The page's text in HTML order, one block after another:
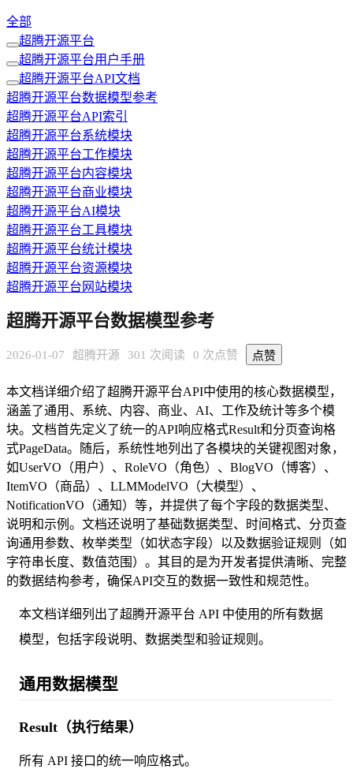
全部
超腾开源平台
超腾开源平台用户手册
超腾开源平台API文档
超腾开源平台数据模型参考
超腾开源平台API索引
超腾开源平台系统模块
超腾开源平台工作模块
超腾开源平台内容模块
超腾开源平台商业模块
超腾开源平台AI模块
超腾开源平台工具模块
超腾开源平台统计模块
超腾开源平台资源模块
超腾开源平台网站模块
超腾开源平台数据模型参考
2026-01-07 超腾开源 301 次阅读 0 次点赞 点赞
本文档详细介绍了超腾开源平台API中使用的核心数据模型，
涵盖了通用、系统、内容、商业、AI、工作及统计等多个模
块。文档首先定义了统一的API响应格式Result和分页查询格
式PageData。随后，系统性地列出了各模块的关键视图对象，
如UserVO（用户）、RoleVO（角色）、BlogVO（博客）、
ItemVO（商品）、LLMModelVO（大模型）、
NotificationVO（通知）等，并提供了每个字段的数据类型、
说明和示例。文档还说明了基础数据类型、时间格式、分页查
询通用参数、枚举类型（如状态字段）以及数据验证规则（如
字符串长度、数值范围）。其目的是为开发者提供清晰、完整
的数据结构参考，确保API交互的数据一致性和规范性。
本文档详细列出了超腾开源平台 API 中使用的所有数据
模型，包括字段说明、数据类型和验证规则。
通用数据模型
Result（执行结果）
所有 API 接口的统一响应格式。